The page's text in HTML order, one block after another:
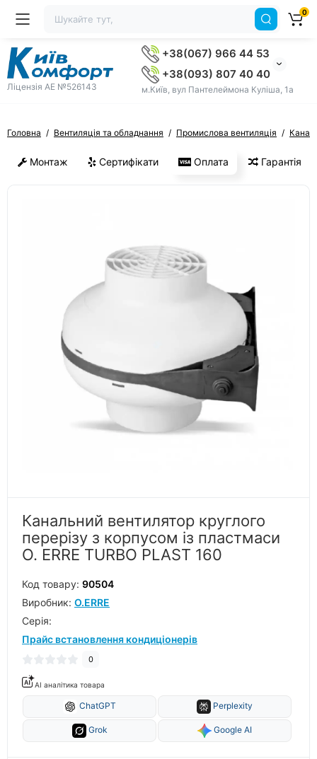
Ліцензія AE №526143
+38(067) 966 44 53
+38(093) 807 40 40
м.Київ, вул Пантелеймона Куліша, 1а
0
Головна Вентиляція та обладнання Промислова вентиляція
Монтаж Сертифікати Оплата Гарантія
Канальний вентилятор круглого
перерізу з корпусом із пластмаси
O. ERRE TURBO PLAST 160
Код товару: 90504
Виробник: O.ERRE
Серiя:
Прайс встановлення кондиціонерів
0
AI аналітика товара
ChatGPT Perplexity
Grok Google AI